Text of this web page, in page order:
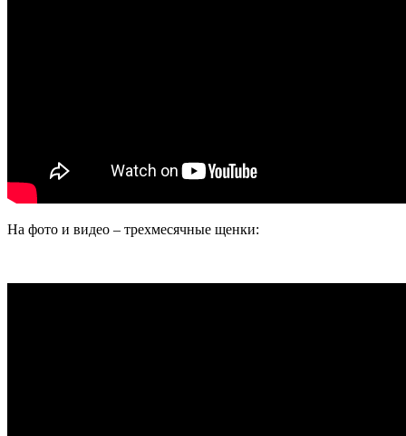
На фото и видео – трехмесячные щенки: